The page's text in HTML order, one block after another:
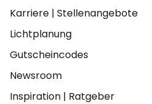
Karriere | Stellenangebote
Lichtplanung
Gutscheincodes
Newsroom
Inspiration | Ratgeber